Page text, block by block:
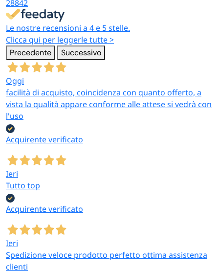
28842
Le nostre recensioni a 4 e 5 stelle.
Clicca qui per leggerle tutte >
Precedente Successivo
Oggi
facilità di acquisto, coincidenza con quanto offerto, a
vista la qualità appare conforme alle attese si vedrà con
l'uso
Acquirente verificato
Ieri
Tutto top
Acquirente verificato
Ieri
Spedizione veloce prodotto perfetto ottima assistenza
clienti